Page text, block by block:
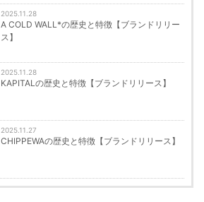
2025.11.28
A COLD WALL*の歴史と特徴【ブランドリリー
ス】
2025.11.28
KAPITALの歴史と特徴【ブランドリリース】
2025.11.27
CHIPPEWAの歴史と特徴【ブランドリリース】